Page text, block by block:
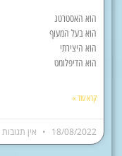
הוא האסטרטג
הוא בעל המעוף
הוא היצירתי
הוא הדיפלומט
קרא עוד »
18/08/2022 אין תגובות